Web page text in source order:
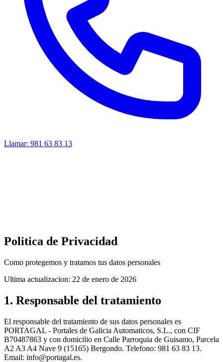
Llamar: 981 63 83 13
Politica de Privacidad
Como protegemos y tratamos tus datos personales
Ultima actualizacion: 22 de enero de 2026
1. Responsable del tratamiento
El responsable del tratamiento de sus datos personales es
PORTAGAL - Portales de Galicia Automaticos, S.L., con CIF
B70487863 y con domicilio en Calle Parroquia de Guisamo, Parcela
A2 A3 A4 Nave 9 (15165) Bergondo. Telefono: 981 63 83 13.
Email: info@portagal.es.